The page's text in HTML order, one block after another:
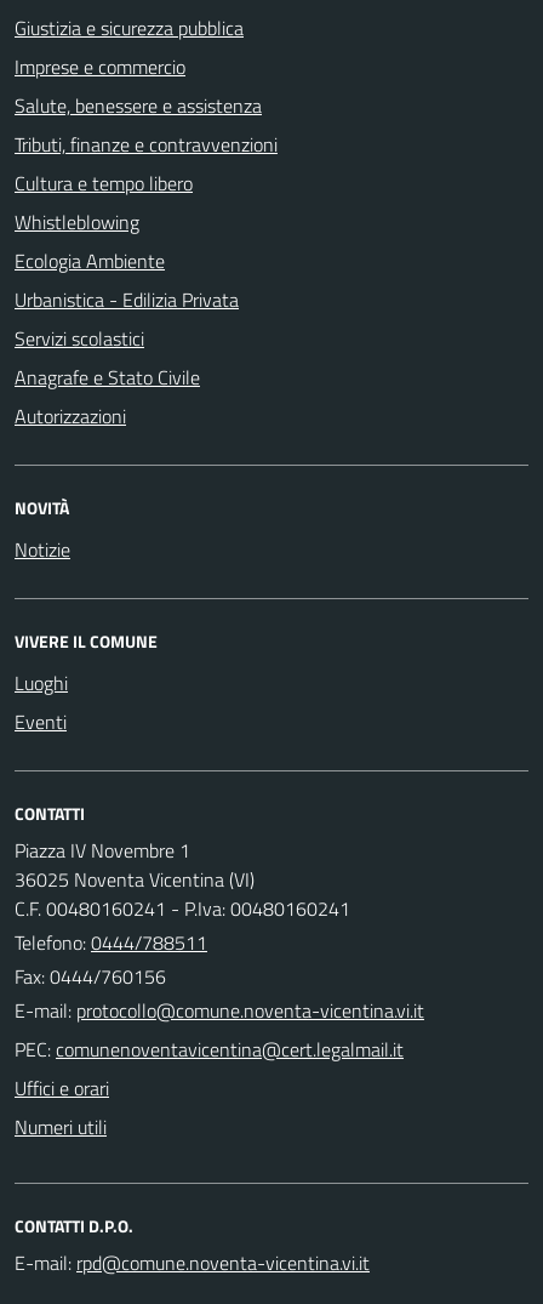
Giustizia e sicurezza pubblica
Imprese e commercio
Salute, benessere e assistenza
Tributi, finanze e contravvenzioni
Cultura e tempo libero
Whistleblowing
Ecologia Ambiente
Urbanistica - Edilizia Privata
Servizi scolastici
Anagrafe e Stato Civile
Autorizzazioni
NOVITÀ
Notizie
VIVERE IL COMUNE
Luoghi
Eventi
CONTATTI
Piazza IV Novembre 1
36025 Noventa Vicentina (VI)
C.F. 00480160241 - P.Iva: 00480160241
Telefono:0444/788511
Fax: 0444/760156
E-mail:
PEC:
Uffici e orari
Numeri utili
CONTATTI D.P.O.
E-mail: